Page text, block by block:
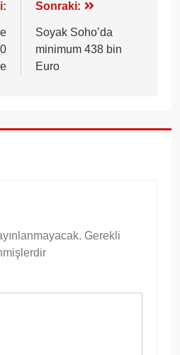
Sonraki:
Soyak Soho’da
minimum 438 bin
Euro
Gerekli